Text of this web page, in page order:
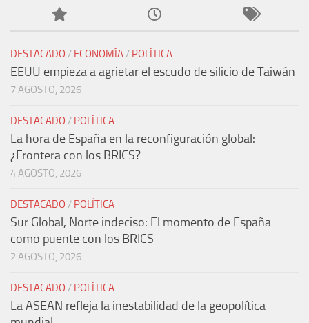
DESTACADO / ECONOMÍA/ POLÍTICA
EEUU empieza a agrietar el escudo de silicio de Taiwán
7 AGOSTO, 2026
DESTACADO / POLÍTICA
La hora de España en la reconfiguración global:
¿Frontera con los BRICS?
4 AGOSTO, 2026
DESTACADO / POLÍTICA
Sur Global, Norte indeciso: El momento de España
como puente con los BRICS
2 AGOSTO, 2026
DESTACADO / POLÍTICA
La ASEAN refleja la inestabilidad de la geopolítica